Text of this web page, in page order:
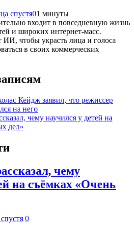
спустя01 минуты
входит в повседневную жизнь
и широких интернет-масс.
чтобы украсть лица и голоса
в своих коммерческих
Кейдж заявил, что режиссер
на него
чему научился у детей на
дел»
чему
на съёмках «Очень
0